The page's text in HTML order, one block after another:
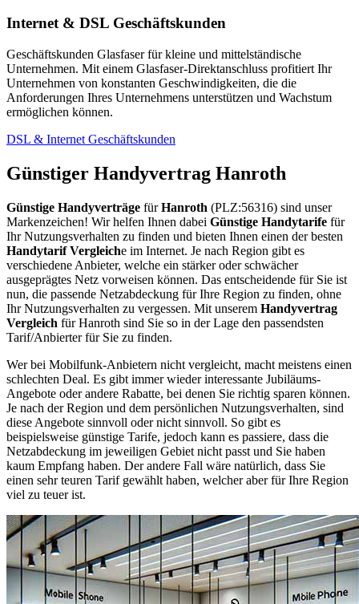
Internet & DSL Geschäftskunden
Geschäftskunden Glasfaser für kleine und mittelständische
Unternehmen. Mit einem Glasfaser-Direktanschluss profitiert Ihr
Unternehmen von konstanten Geschwindigkeiten, die die
Anforderungen Ihres Unternehmens unterstützen und Wachstum
ermöglichen können.
DSL & Internet Geschäftskunden
Günstiger Handyvertrag Hanroth
Günstige Handyverträge fürHanroth (PLZ:56316) sind unser
Markenzeichen! Wir helfen Ihnen dabei Günstige Handytarife für
Ihr Nutzungsverhalten zu finden und bieten Ihnen einen der besten
Handytarif Vergleiche im Internet. Je nach Region gibt es
verschiedene Anbieter, welche ein stärker oder schwächer
ausgeprägtes Netz vorweisen können. Das entscheidende für Sie ist
nun, die passende Netzabdeckung für Ihre Region zu finden, ohne
Ihr Nutzungsverhalten zu vergessen. Mit unserem Handyvertrag
Vergleich für Hanroth sind Sie so in der Lage den passendsten
Tarif/Anbierter für Sie zu finden.
Wer bei Mobilfunk-Anbietern nicht vergleicht, macht meistens einen
schlechten Deal. Es gibt immer wieder interessante Jubiläums-
Angebote oder andere Rabatte, bei denen Sie richtig sparen können.
Je nach der Region und dem persönlichen Nutzungsverhalten, sind
diese Angebote sinnvoll oder nicht sinnvoll. So gibt es
beispielsweise günstige Tarife, jedoch kann es passiere, dass die
Netzabdeckung im jeweiligen Gebiet nicht passt und Sie haben
kaum Empfang haben. Der andere Fall wäre natürlich, dass Sie
einen sehr teuren Tarif gewählt haben, welcher aber für Ihre Region
viel zu teuer ist.